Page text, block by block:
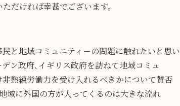
だければ幸甚でございます。
と地域コミュニティーの問題に触れたいと思い
ン政府､イギリス政府を訪ねて地域コミュ
熟練労働力を受け入れるべきかについて賛否
域に外国の方が入ってくるのは大きな流れ